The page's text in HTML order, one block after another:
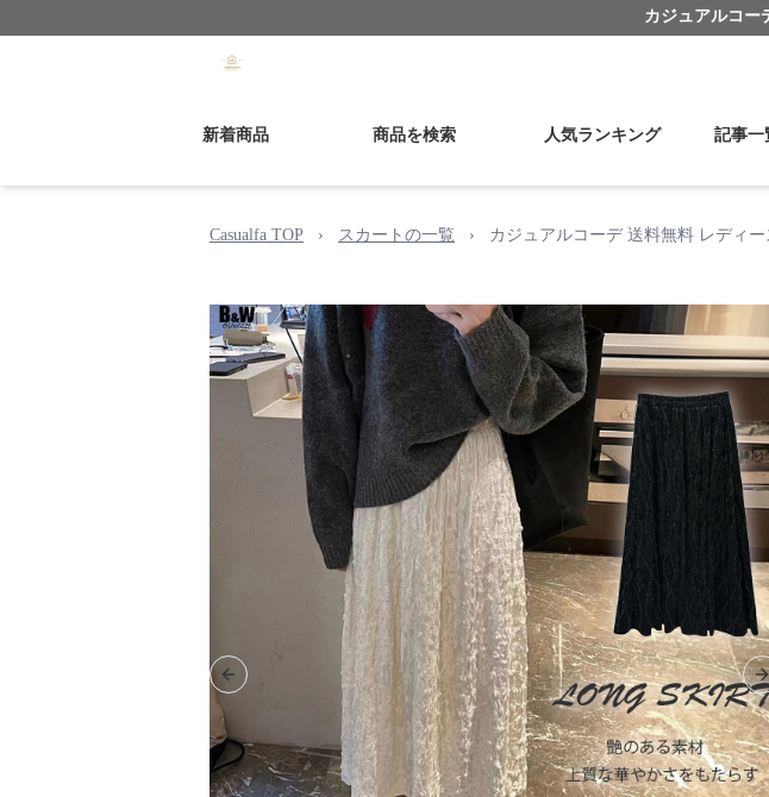
カジュアルコー
新着商品 商品を検索 人気ランキング 記事一
Casualfa TOP › スカートの一覧 › カジュアルコーデ 送料無料 レディ
Previous slide